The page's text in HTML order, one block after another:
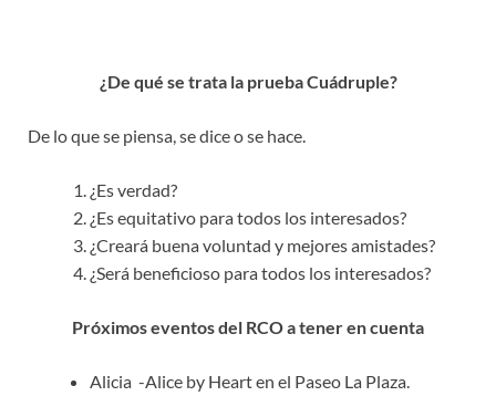
¿De qué se trata la prueba Cuádruple?
De lo que se piensa, se dice o se hace.
¿Es verdad?
¿Es equitativo para todos los interesados?
¿Creará buena voluntad y mejores amistades?
¿Será beneficioso para todos los interesados?
Próximos eventos del RCO a tener en cuenta
Alicia -Alice by Heart en el Paseo La Plaza.